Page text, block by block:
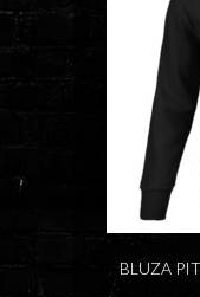
BLUZA